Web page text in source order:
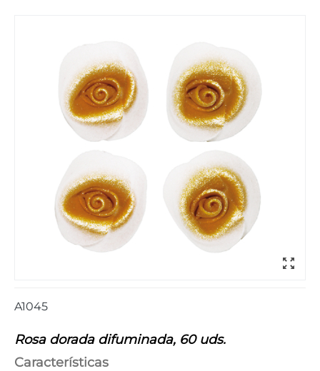
A1045
Rosa dorada difuminada, 60 uds.
Características